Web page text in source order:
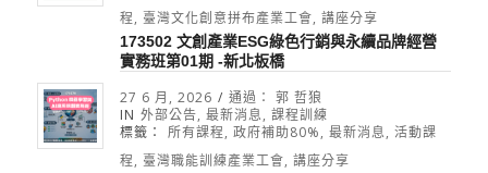
程, 臺灣文化創意拼布產業工會, 講座分享
173502 文創產業ESG綠色行銷與永續品牌經營
實務班第01期 -新北板橋
27 6 月, 2026 / 通過： 郭 哲狼
IN 外部公告, 最新消息, 課程訓練
標籤：
所有課程, 政府補助80%, 最新消息, 活動課
程, 臺灣職能訓練產業工會, 講座分享